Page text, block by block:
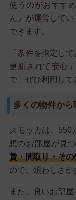
使うのがおすす
ん」が運営して
できます。
「条件を指定し
更新されて安心
で、ぜひ利用して
多くの物件か
スモッカは、550
想のお部屋が見
賃・間取り・そ
ので、煩わしさが
また、良いお部